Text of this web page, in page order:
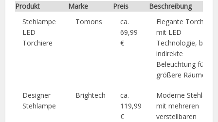
Produkt Marke Preis
Beschreibung
Stehlampe
LED
Torchiere
Tomons
ca.
69,99
€
Elegante Torchiere
mit LED
Technologie, bietet
indirekte
Beleuchtung für
größere Räume.
Designer
Stehlampe
Brightech
ca.
119,99
€
Moderne
mit mehreren
verstellbaren